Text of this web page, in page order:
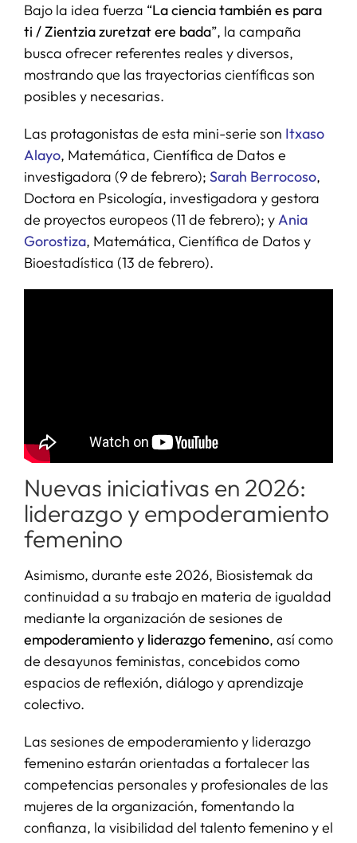
Bajo la idea fuerza “La ciencia también es para
ti / Zientzia zuretzat ere bada”, la campaña
busca ofrecer referentes reales y diversos,
mostrando que las trayectorias científicas son
posibles y necesarias.
Las protagonistas de esta mini-serie son Itxaso
Alayo, Matemática, Científica de Datos e
investigadora (9 de febrero); Sarah Berrocoso,
Doctora en Psicología, investigadora y gestora
de proyectos europeos (11 de febrero); yAnia
Gorostiza, Matemática, Científica de Datos y
Bioestadística (13 de febrero).
Nuevas iniciativas en 2026:
liderazgo y empoderamiento
femenino
Asimismo, durante este 2026, Biosistemak da
continuidad a su trabajo en materia de igualdad
mediante la organización de sesiones de
empoderamiento y liderazgo femenino, así como
de desayunos feministas, concebidos como
espacios de reflexión, diálogo y aprendizaje
colectivo.
Las sesiones de empoderamiento y liderazgo
femenino estarán orientadas a fortalecer las
competencias personales y profesionales de las
mujeres de la organización, fomentando la
confianza, la visibilidad del talento femenino y el